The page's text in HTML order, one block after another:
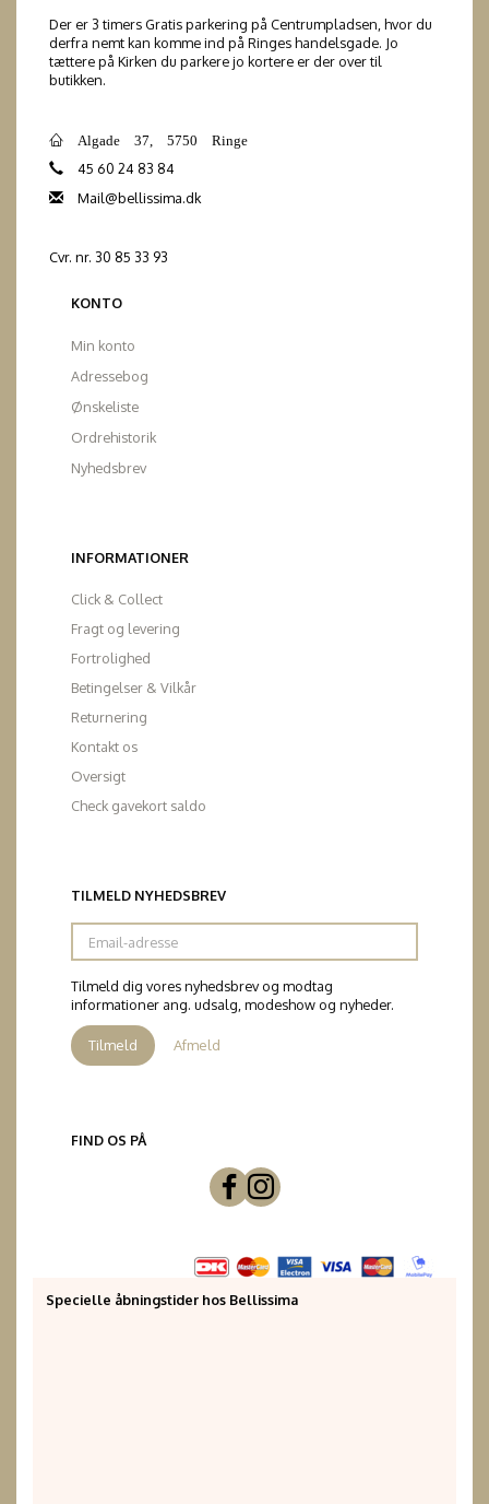
Der er 3 timers Gratis parkering på Centrumpladsen, hvor du
derfra nemt kan komme ind på Ringes handelsgade. Jo
tættere på Kirken du parkere jo kortere er der over til
butikken.
Algade 37, 5750 Ringe
45 60 24 83 84
Mail@bellissima.dk
Cvr. nr. 30 85 33 93
KONTO
Min konto
Adressebog
Ønskeliste
Ordrehistorik
Nyhedsbrev
INFORMATIONER
Click & Collect
Fragt og levering
Fortrolighed
Betingelser & Vilkår
Returnering
Kontakt os
Oversigt
Check gavekort saldo
TILMELD NYHEDSBREV
Email-
adresse
Tilmeld dig vores nyhedsbrev og modtag
informationer ang. udsalg, modeshow og nyheder.
Tilmeld Afmeld
FIND OS PÅ
Specielle åbningstider hos Bellissima